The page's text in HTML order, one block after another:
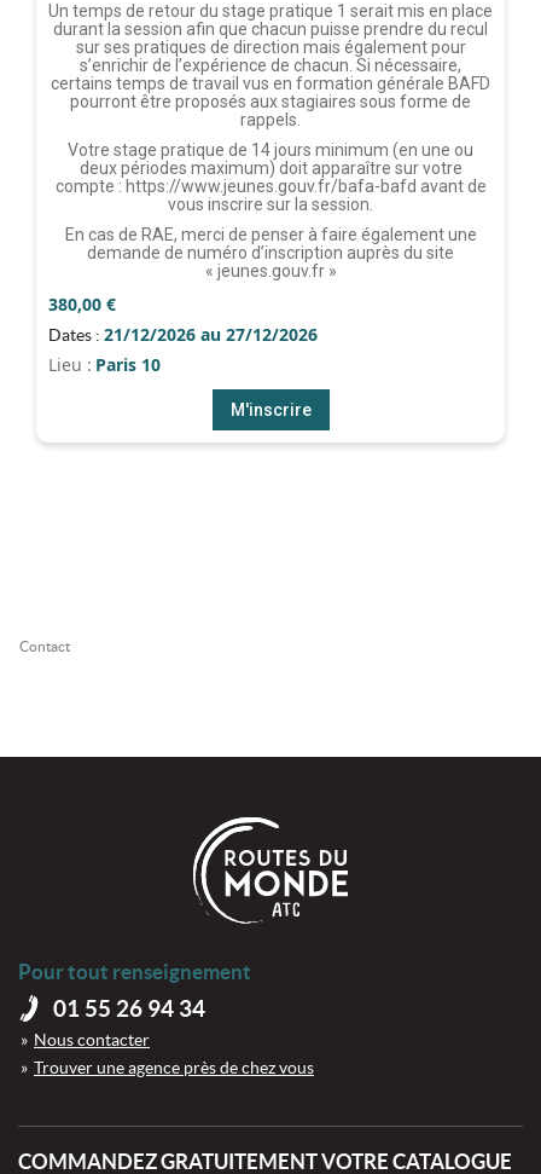
Un temps de retour du stage pratique 1 serait mis en place
durant la session afin que chacun puisse prendre du recul
sur ses pratiques de direction mais également pour
s’enrichir de l’expérience de chacun. Si nécessaire,
certains temps de travail vus en formation générale BAFD
pourront être proposés aux stagiaires sous forme de
rappels.
Votre stage pratique de 14 jours minimum (en une ou
deux périodes maximum) doit apparaître sur votre
compte : https://www.jeunes.gouv.fr/bafa-bafd avant de
vous inscrire sur la session.
En cas de RAE, merci de penser à faire également une
demande de numéro d’inscription auprès du site
« jeunes.gouv.fr »
380,00 €
Dates : 21/12/2026 au 27/12/2026
Lieu : Paris 10
M'inscrire
Contact
Pour tout renseignement
01 55 26 94 34
Nous contacter
Trouver une agence près de chez vous
COMMANDEZ GRATUITEMENT VOTRE CATALOGUE